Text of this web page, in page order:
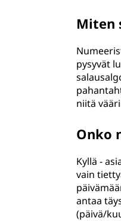
Miten
pysyvät
niitä
Onko
Kyllä -
vain
antaa
(päivä/